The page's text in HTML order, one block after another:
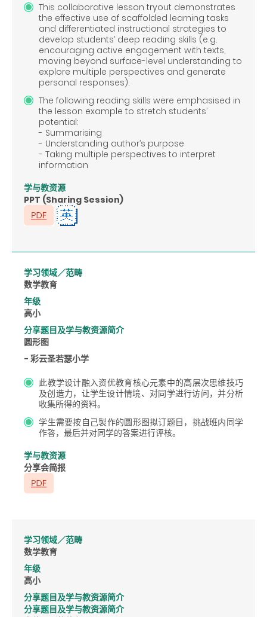
This collaborative lesson tryout demonstrates
the effective use of scaffolded learning tasks
and differentiated instructional strategies to
develop students’ deep reading skills (e.g.
encouraging active engagement with texts,
moving beyond surface-level understanding to
explore multiple perspectives and generate
personal responses).
The following reading skills were emphasised in
the lesson example to stretch students’
potential:
- Summarising
- Understanding author’s purpose
- Taking multiple perspectives to interpret
information
学与教资源
PPT (Sharing Session)
学习领域／范畴
数学教育
年级
高小
分享题目及学与教资源简介
圆形图
- 彩云圣若瑟小学
此教学设计融入资优教育核心元素中的高层次思维技巧
及创造力，让学生设计情境、对同学进行访问，并分析
收集所得的资料。
学生需要按自己製作的圆形图拟订题目，挑战班内同学
作答，最后并对同学的答案进行评核。
学与教资源
分享会简报
学习领域／范畴
数学教育
年级
高小
分享题目及学与教资源简介
分享题目及学与教资源简介